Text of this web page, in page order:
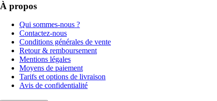
À propos
Qui sommes-nous ?
Contactez-nous
Conditions générales de vente
Retour & remboursement
Mentions légales
Moyens de paiement
Tarifs et options de livraison
Avis de confidentialité